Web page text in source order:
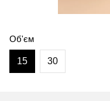
Об'єм
15 30